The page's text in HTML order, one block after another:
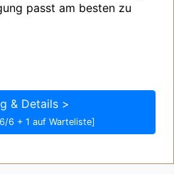
passt am besten zu
& Details >
6 + 1 auf Warteliste]